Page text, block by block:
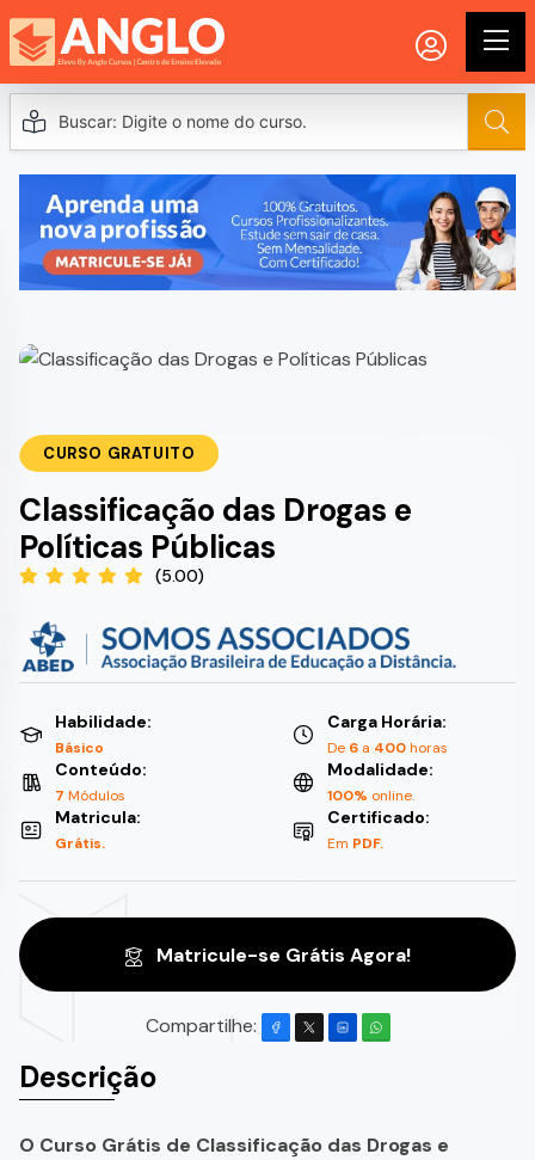
CURSO GRATUITO
Classificação das Drogas e
Políticas Públicas
(5.00)
Habilidade:
Básico
Carga Horária:
De 6 a 400horas
Conteúdo:
7 Módulos
Modalidade:
100% online.
Matricula:
Grátis.
Certificado:
Em PDF.
Matricule-se Grátis Agora!
Compartilhe:
Descrição
O Curso Grátis de Classificação das Drogas e